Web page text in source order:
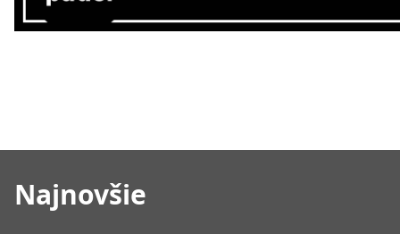
Najnovšie